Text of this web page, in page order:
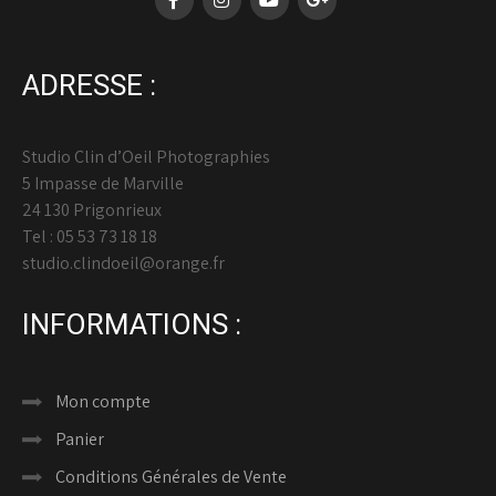
ADRESSE :
Studio Clin d’Oeil Photographies
5 Impasse de Marville
24 130 Prigonrieux
Tel : 05 53 73 18 18
studio.clindoeil@orange.fr
INFORMATIONS :
Mon compte
Panier
Conditions Générales de Vente